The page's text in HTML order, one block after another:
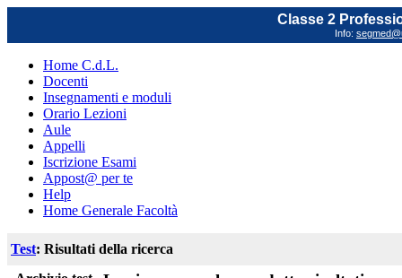
Classe 2
Info:
Home C.d.L.
Docenti
Insegnamenti e moduli
Orario Lezioni
Aule
Appelli
Iscrizione Esami
Appost@ per te
Help
Home Generale Facoltà
Test: Risultati della ricerca